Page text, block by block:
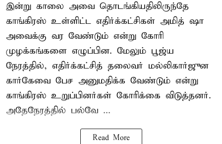
இன்று காலை அவை தொடங்கியதிலிருந்தே
காங்கிரஸ் உள்ளிட்ட எதிர்க்கட்சிகள் அமித் ஷா
அவைக்கு வர வேண்டும் என்று கோரி
முழக்கங்களை எழுப்பின. மேலும் பூஜ்ய
நேரத்தில், எதிர்க்கட்சித் தலைவர் மல்லிகார்ஜுன
கார்கேவை பேச அனுமதிக்க வேண்டும் என்று
காங்கிரஸ் உறுப்பினர்கள் கோரிக்கை விடுத்தனர்.
அதேநேரத்தில் பல்வே ...
Read More